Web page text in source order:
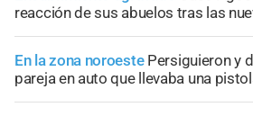
reacción de sus abuelos tras las
En la zona noroeste Persiguieron y
pareja en auto que llevaba una